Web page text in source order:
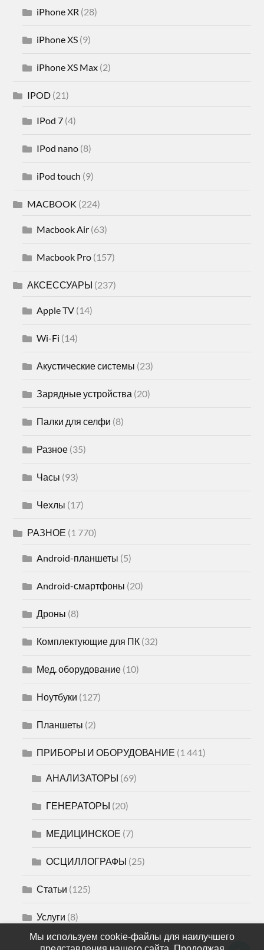
iPhone XR (28)
iPhone XS (9)
iPhone XS Max (2)
IPOD (21)
IPod 7 (4)
IPod nano (8)
iPod touch (9)
MACBOOK (224)
Macbook Air (63)
Macbook Pro (157)
АКСЕССУАРЫ (237)
Apple TV (14)
Wi-Fi (14)
Акустические системы (23)
Зарядные устройства (20)
Палки для селфи (8)
Разное (35)
Часы (93)
Чехлы (17)
РАЗНОЕ (1 770)
Android-планшеты (5)
Android-смартфоны (20)
Дроны (8)
Комплектующие для ПК (32)
Мед. оборудование (10)
Ноутбуки (127)
Планшеты (2)
ПРИБОРЫ И ОБОРУДОВАНИЕ (1 441)
АНАЛИЗАТОРЫ (69)
ГЕНЕРАТОРЫ (20)
МЕДИЦИНСКОЕ (7)
ОСЦИЛЛОГРАФЫ (25)
Статьи (125)
Услуги (8)
Мы используем cookie-файлы для наилучшего